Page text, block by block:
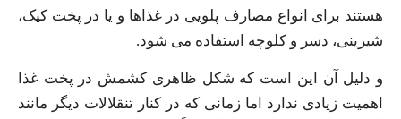
هستند برای انواع مصارف پلویی در غذاها و یا در پخت کیک،
شیرینی، دسر و کلوچه استفاده می‌ شود.
و دلیل آن این است که شکل ظاهری کشمش در پخت غذا
اهمیت زیادی ندارد اما زمانی که در کنار تنقلالات دیگر مانند